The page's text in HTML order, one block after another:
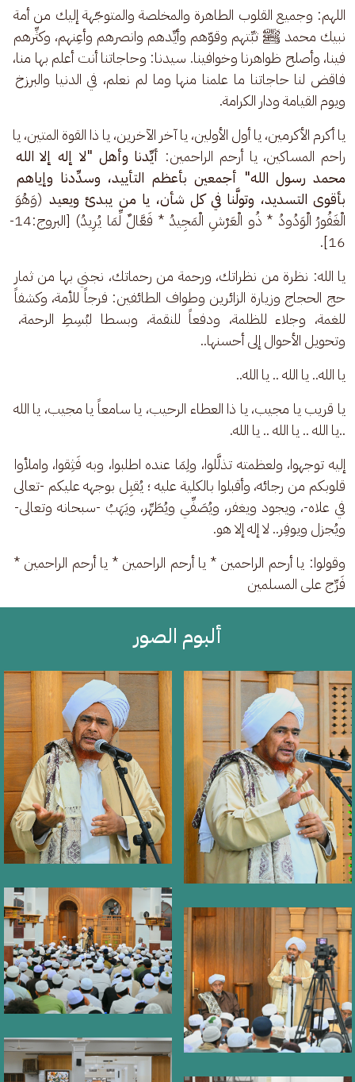
اللهم: وجميع القلوب الطاهرة والمخلصة والمتوجّهة إليك من أمة
نبيك محمد ﷺ ثبِّتهم وقوّهم وأيِّدهم وانصرهم وأعِنهم، وكثِّرهم
فينا، وأصلح ظواهرنا وخوافينا. سيدنا: وحاجاتنا أنت أعلم بها منا،
فاقض لنا حاجاتنا ما علمنا منها وما لم نعلم، في الدنيا والبرزخ
ويوم القيامة ودار الكرامة.
يا أكرم الأكرمين، يا أول الأولين، يا آخر الآخرين، يا ذا القوة المتين، يا
راحم المساكين، يا أرحم الراحمين: أيِّدنا وأهل "لا إله إلا الله
محمد رسول الله" أجمعين بأعظم التأييد، وسدِّدنا وإياهم
بأقوى التسديد، وتولَّنا في كل شأن، يا من يبدئ ويعيد (وَهُوَ
الْغَفُورُ الْوَدُودُ * ذُو الْعَرْشِ الْمَجِيدُ * فَعَّالٌ لِّمَا يُرِيدُ) [البروج:14-
16].
يا الله: نظرة من نظراتك، ورحمة من رحماتك، نجني بها من ثمار
حج الحجاج وزيارة الزائرين وطواف الطائفين: فرجاً للأمة، وكشفاً
للغمة، وجلاء للظلمة، ودفعاً للنقمة، وبسطا لبُسِطِ الرحمة،
وتحويل الأحوال إلى أحسنها..
يا الله.. يا الله .. يا الله..
يا قريب يا مجيب، يا ذا العطاء الرحيب، يا سامعاً يا مجيب، يا الله
..يا الله .. يا الله .. يا الله.
إليه توجهوا، ولعظمته تذلَّلوا، ولِمَا عنده اطلبوا، وبه فَثِقوا، واملأوا
قلوبكم من رجائه، وأقبلوا بالكلية عليه ؛ يُقبِل بوجهه عليكم -تعالى
في علاه-، ويجود ويغفر، ويُصَفِّي ويُطَهِّر، ويَهَبُ -سبحانه وتعالى-
ويُجزل ويوفِر.. لا إله إلا هو.
وقولوا: يا أرحم الراحمين * يا أرحم الراحمين * يا أرحم الراحمين *
فَرِّج على المسلمين
ألبوم الصور